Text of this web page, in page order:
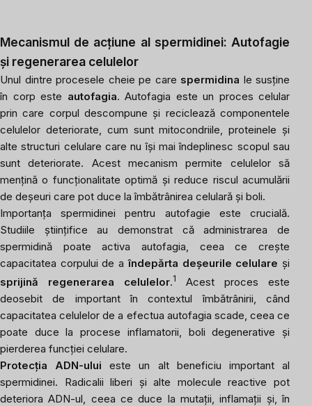
Mecanismul de acțiune al spermidinei: Autofagie
și regenerarea celulelor
Unul dintre procesele cheie pe care spermidina le susține
în corp este autofagia. Autofagia este un proces celular
prin care corpul descompune și reciclează componentele
celulelor deteriorate, cum sunt mitocondriile, proteinele și
alte structuri celulare care nu își mai îndeplinesc scopul sau
sunt deteriorate. Acest mecanism permite celulelor să
mențină o funcționalitate optimă și reduce riscul acumulării
de deșeuri care pot duce la îmbătrânirea celulară și boli.
Importanța spermidinei pentru autofagie este crucială.
Studiile științifice au demonstrat că administrarea de
spermidină poate activa autofagia, ceea ce crește
capacitatea corpului de aîndepărta deșeurile celulare și
sprijină regenerarea celulelor.1
Acest proces este
deosebit de important în contextul îmbătrânirii, când
capacitatea celulelor de a efectua autofagia scade, ceea ce
poate duce la procese inflamatorii, boli degenerative și
pierderea funcției celulare.
Protecția ADN-ului este un alt beneficiu important al
spermidinei. Radicalii liberi și alte molecule reactive pot
deteriora ADN-ul, ceea ce duce la mutații, inflamații și, în